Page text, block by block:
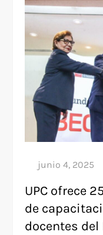
UPC ofrece
de
docentes del